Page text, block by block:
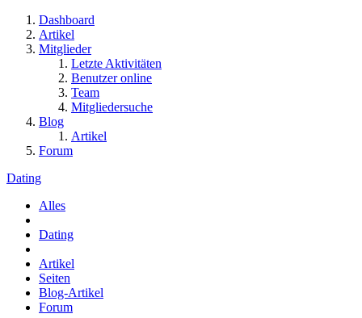
Dashboard
Artikel
Mitglieder
Letzte Aktivitäten
Benutzer online
Team
Mitgliedersuche
Blog
Artikel
Forum
Dating
Alles
Dating
Artikel
Seiten
Blog-Artikel
Forum